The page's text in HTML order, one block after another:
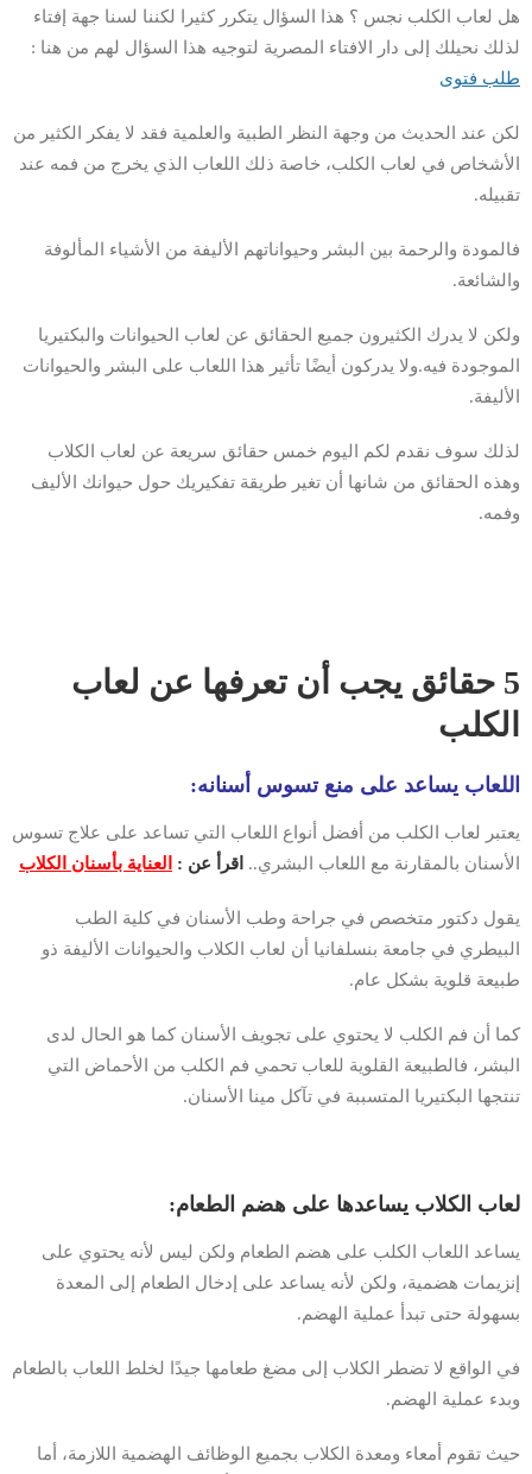
هل لعاب الكلب نجس ؟ هذا السؤال يتكرر كثيرا لكننا لسنا جهة إفتاء
لذلك نحيلك إلى دار الافتاء المصرية لتوجيه هذا السؤال لهم من هنا :
طلب فتوى
لكن عند الحديث من وجهة النظر الطبية والعلمية فقد لا يفكر الكثير من
الأشخاص في لعاب الكلب، خاصة ذلك اللعاب الذي يخرج من فمه عند
تقبيله.
فالمودة والرحمة بين البشر وحيواناتهم الأليفة من الأشياء المألوفة
والشائعة.
ولكن لا يدرك الكثيرون جميع الحقائق عن لعاب الحيوانات والبكتيريا
الموجودة فيه.ولا يدركون أيضًا تأثير هذا اللعاب على البشر والحيوانات
الأليفة.
لذلك سوف نقدم لكم اليوم خمس حقائق سريعة عن لعاب الكلاب
وهذه الحقائق من شانها أن تغير طريقة تفكيريك حول حيوانك الأليف
وفمه.
5 حقائق يجب أن تعرفها عن لعاب
الكلب
اللعاب يساعد على منع تسوس أسنانه:
يعتبر لعاب الكلب من أفضل أنواع اللعاب التي تساعد على علاج تسوس
الأسنان بالمقارنة مع اللعاب البشري.. اقرأ عن : العناية بأسنان الكلاب
يقول دكتور متخصص في جراحة وطب الأسنان في كلية الطب
البيطري في جامعة بنسلفانيا أن لعاب الكلاب والحيوانات الأليفة ذو
طبيعة قلوية بشكل عام.
كما أن فم الكلب لا يحتوي على تجويف الأسنان كما هو الحال لدى
البشر، فالطبيعة القلوية للعاب تحمي فم الكلب من الأحماض التي
تنتجها البكتيريا المتسببة في تآكل مينا الأسنان.
لعاب الكلاب يساعدها على هضم الطعام:
يساعد اللعاب الكلب على هضم الطعام ولكن ليس لأنه يحتوي على
إنزيمات هضمية، ولكن لأنه يساعد على إدخال الطعام إلى المعدة
بسهولة حتى تبدأ عملية الهضم.
في الواقع لا تضطر الكلاب إلى مضغ طعامها جيدًا لخلط اللعاب بالطعام
وبدء عملية الهضم.
حيث تقوم أمعاء ومعدة الكلاب بجميع الوظائف الهضمية اللازمة، أما